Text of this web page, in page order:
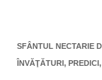
SFÂNTUL NECTARIE
ÎNVĂŢĂTURI,